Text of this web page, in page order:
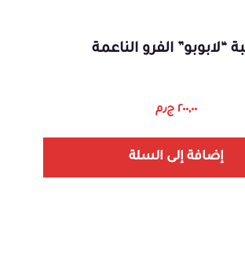
“لابوبو” الفرو الناعمة
٢٠٠,٠٠ ج٫م
إضافة إلى السلة